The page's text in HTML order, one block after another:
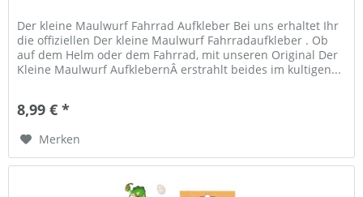
Der kleine Maulwurf Fahrrad Aufkleber Bei uns erhaltet Ihr
die offiziellen Der kleine Maulwurf Fahrradaufkleber . Ob
auf dem Helm oder dem Fahrrad, mit unseren Original Der
Kleine Maulwurf AufklebernÂ erstrahlt beides im kultigen...
8,99 € *
Merken